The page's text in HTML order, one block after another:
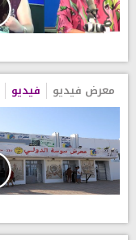
معرض فيديو فيديو